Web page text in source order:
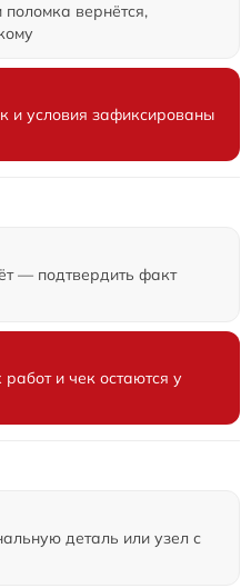
вернётся,
и условия зафиксированы
— подтвердить факт
и чек остаются у
деталь или узел с